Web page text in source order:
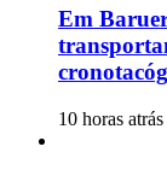
Em
10 horas atrás